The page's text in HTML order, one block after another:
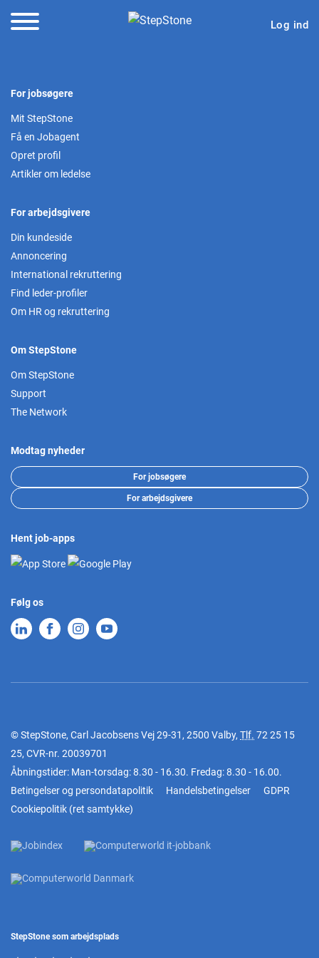
Log ind
For jobsøgere
Mit StepStone
Få en Jobagent
Opret profil
Artikler om ledelse
For arbejdsgivere
Din kundeside
Annoncering
International rekruttering
Find leder-profiler
Om HR og rekruttering
Om StepStone
Om StepStone
Support
The Network
Modtag nyheder
For jobsøgere
For arbejdsgivere
Hent job-apps
Følg os
© StepStone, Carl Jacobsens Vej 29-31, 2500 Valby, Tlf. 72 25 15
25, CVR-nr. 20039701
Åbningstider: Man-torsdag: 8.30 - 16.30. Fredag: 8.30 - 16.00.
Betingelser og persondatapolitik
Handelsbetingelser
GDPR
Cookiepolitik (ret samtykke)
StepStone som arbejdsplads